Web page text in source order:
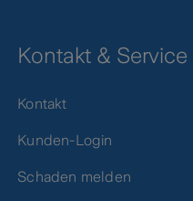
Kontakt & Service
Kontakt
Kunden-Login
Schaden melden